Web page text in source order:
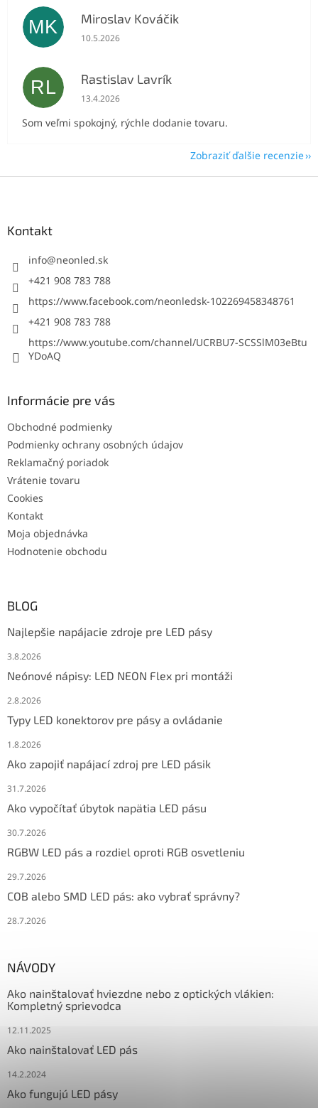
MK Miroslav Kováčik
Hodnotenie obchodu je 5 z 5 hviezdičiek.
10.5.2026
RL Rastislav Lavrík
Hodnotenie obchodu je 5 z 5 hviezdičiek.
13.4.2026
Som veľmi spokojný, rýchle dodanie tovaru.
Zobraziť ďalšie recenzie
Kontakt
info@neonled.sk
+421 908 783 788
https://www.facebook.com/neonledsk-102269458348761
+421 908 783 788
https://www.youtube.com/channel/UCRBU7-SCSSlM03eBtu
YDoAQ
Informácie pre vás
Obchodné podmienky
Podmienky ochrany osobných údajov
Reklamačný poriadok
Vrátenie tovaru
Cookies
Kontakt
Moja objednávka
Hodnotenie obchodu
BLOG
Najlepšie napájacie zdroje pre LED pásy
3.8.2026
Neónové nápisy: LED NEON Flex pri montáži
2.8.2026
Typy LED konektorov pre pásy a ovládanie
1.8.2026
Ako zapojiť napájací zdroj pre LED pásik
31.7.2026
Ako vypočítať úbytok napätia LED pásu
30.7.2026
RGBW LED pás a rozdiel oproti RGB osvetleniu
29.7.2026
COB alebo SMD LED pás: ako vybrať správny?
28.7.2026
NÁVODY
Ako nainštalovať hviezdne nebo z optických vlákien:
Kompletný sprievodca
12.11.2025
Ako nainštalovať LED pás
14.2.2024
Ako fungujú LED pásy